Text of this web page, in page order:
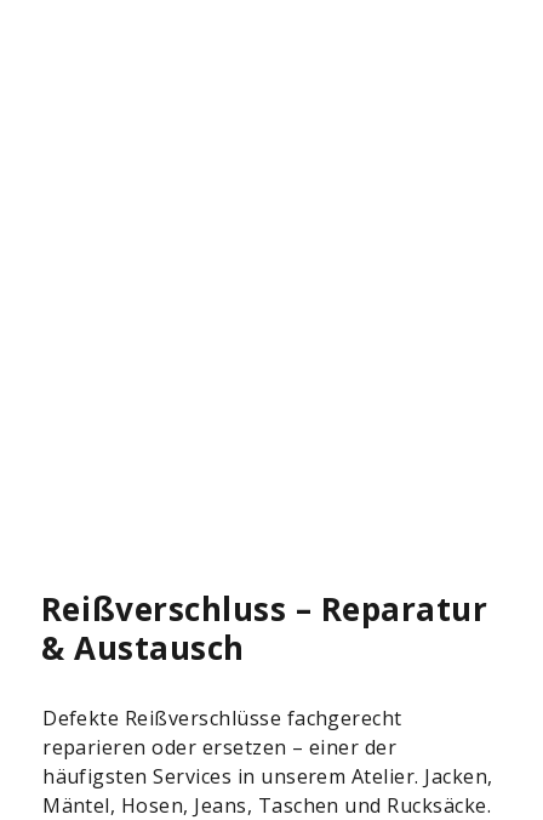
Reißverschluss – Reparatur
& Austausch
Defekte Reißverschlüsse fachgerecht
reparieren oder ersetzen – einer der
häufigsten Services in unserem Atelier. Jacken,
Mäntel, Hosen, Jeans, Taschen und Rucksäcke.